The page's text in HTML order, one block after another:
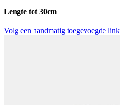
Lengte tot 30cm
Volg een handmatig toegevoegde link